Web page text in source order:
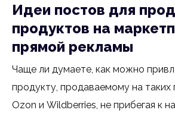
Идеи постов для
продуктов на
прямой рекламы
Чаще ли думаете, как можно
продукту, продаваемому на таких
Ozon и Wildberries, не прибегая к